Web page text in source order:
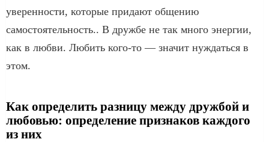
уверенности, которые придают общению
самостоятельность.. В дружбе не так много энергии,
как в любви. Любить кого-то — значит нуждаться в
этом.
Как определить разницу между дружбой и
любовью: определение признаков каждого
из них